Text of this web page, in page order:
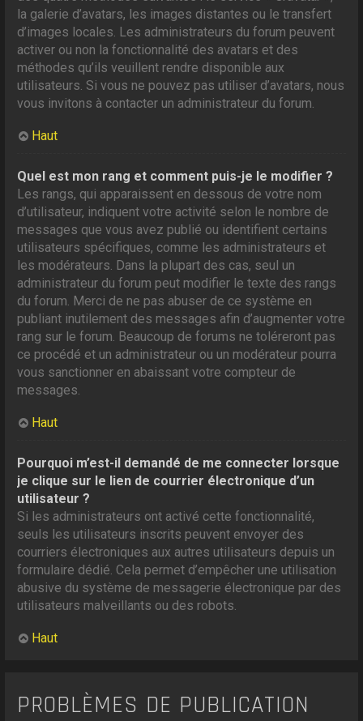
la galerie d’avatars, les images distantes ou le transfert
d’images locales. Les administrateurs du forum peuvent
activer ou non la fonctionnalité des avatars et des
méthodes qu’ils veuillent rendre disponible aux
utilisateurs. Si vous ne pouvez pas utiliser d’avatars, nous
vous invitons à contacter un administrateur du forum.
Haut
Quel est mon rang et comment puis-je le modifier ?
Les rangs, qui apparaissent en dessous de votre nom
d’utilisateur, indiquent votre activité selon le nombre de
messages que vous avez publié ou identifient certains
utilisateurs spécifiques, comme les administrateurs et
les modérateurs. Dans la plupart des cas, seul un
administrateur du forum peut modifier le texte des rangs
du forum. Merci de ne pas abuser de ce système en
publiant inutilement des messages afin d’augmenter votre
rang sur le forum. Beaucoup de forums ne toléreront pas
ce procédé et un administrateur ou un modérateur pourra
vous sanctionner en abaissant votre compteur de
messages.
Haut
Pourquoi m’est-il demandé de me connecter lorsque
je clique sur le lien de courrier électronique d’un
utilisateur ?
Si les administrateurs ont activé cette fonctionnalité,
seuls les utilisateurs inscrits peuvent envoyer des
courriers électroniques aux autres utilisateurs depuis un
formulaire dédié. Cela permet d’empêcher une utilisation
abusive du système de messagerie électronique par des
utilisateurs malveillants ou des robots.
Haut
PROBLÈMES DE PUBLICATION